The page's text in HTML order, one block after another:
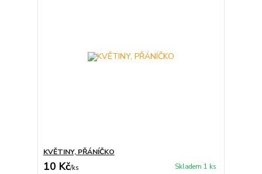
KVĚTINY, PŘÁNÍČKO
10 Kč/ks Skladem 1 ks